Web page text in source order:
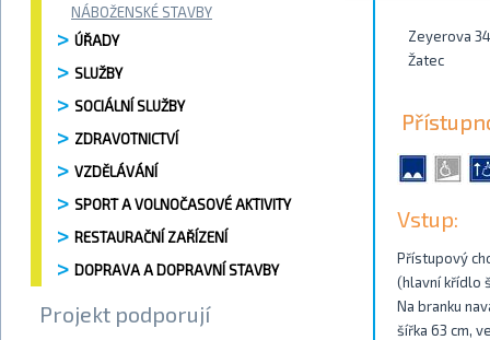
NÁBOŽENSKÉ STAVBY
ÚŘADY
SLUŽBY
SOCIÁLNÍ SLUŽBY
ZDRAVOTNICTVÍ
VZDĚLÁVÁNÍ
SPORT A VOLNOČASOVÉ AKTIVITY
RESTAURAČNÍ ZAŘÍZENÍ
DOPRAVA A DOPRAVNÍ STAVBY
Projekt podporují
Zeyerova
Žatec
Vstup:
Přístupový
(hlavní křídlo
Na branku
šířka 63 cm,